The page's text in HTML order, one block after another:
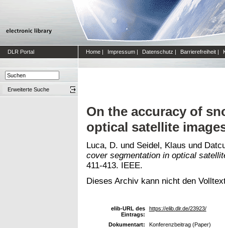
DLR Portal Home | Impressum | Datenschutz | Barrierefreiheit |
Erweiterte Suche
On the accuracy of
optical satellite
Luca, D. und Seidel, Klaus und
cover segmentation in optical
411-413. IEEE.
Dieses Archiv kann nicht den
elib-URL des
Eintrags:
https://elib.dlr.de/23923/
Dokumentart:
Konferenzbeitrag (Paper)